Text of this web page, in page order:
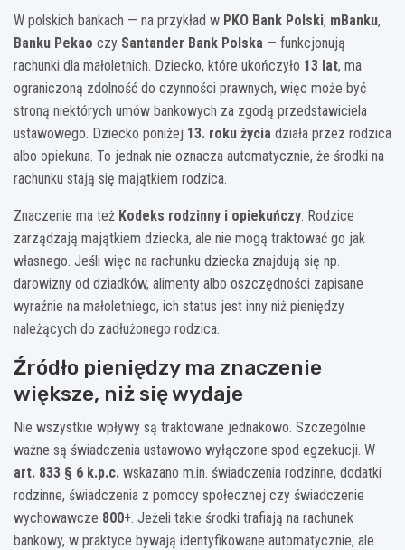
W polskich bankach — na przykład w PKO Bank Polski, mBanku,
Banku Pekao czy Santander Bank Polska — funkcjonują
rachunki dla małoletnich. Dziecko, które ukończyło 13 lat, ma
ograniczoną zdolność do czynności prawnych, więc może być
stroną niektórych umów bankowych za zgodą przedstawiciela
ustawowego. Dziecko poniżej 13. roku życia działa przez rodzica
albo opiekuna. To jednak nie oznacza automatycznie, że środki na
rachunku stają się majątkiem rodzica.
Znaczenie ma też Kodeks rodzinny i opiekuńczy. Rodzice
zarządzają majątkiem dziecka, ale nie mogą traktować go jak
własnego. Jeśli więc na rachunku dziecka znajdują się np.
darowizny od dziadków, alimenty albo oszczędności zapisane
wyraźnie na małoletniego, ich status jest inny niż pieniędzy
należących do zadłużonego rodzica.
Źródło pieniędzy ma znaczenie
większe, niż się wydaje
Nie wszystkie wpływy są traktowane jednakowo. Szczególnie
ważne są świadczenia ustawowo wyłączone spod egzekucji. W
art. 833 § 6 k.p.c. wskazano m.in. świadczenia rodzinne, dodatki
rodzinne, świadczenia z pomocy społecznej czy świadczenie
wychowawcze 800+. Jeżeli takie środki trafiają na rachunek
bankowy, w praktyce bywają identyfikowane automatycznie, ale